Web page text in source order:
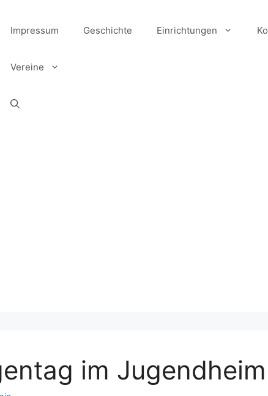
Impressum Geschichte Einrichtungen
Vereine
im Jugendheim